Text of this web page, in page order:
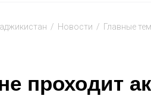
/ Новости / Главные
проходит